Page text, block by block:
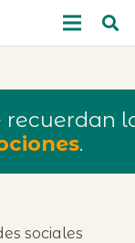
.
sociales